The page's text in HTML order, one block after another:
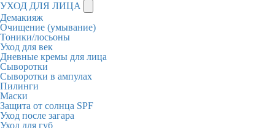
УХОД ДЛЯ ЛИЦА
Демакияж
Очищение (умывание)
Тоники/лосьоны
Уход для век
Дневные кремы для лица
Сыворотки
Сыворотки в ампулах
Пилинги
Маски
Защита от солнца SPF
Уход после загара
Уход для губ